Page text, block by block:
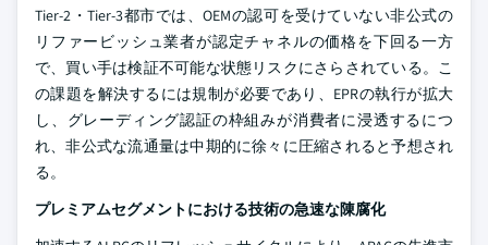
Tier-2・Tier-3都市では、OEMの認可を受けていない非公式の
リファービッシュ業者が認定チャネルの価格を下回る一方
で、買い手は検証不可能な状態リスクにさらされている。こ
の課題を解決するには規制が必要であり、EPRの執行が拡大
し、グレーディング認証の枠組みが消費者に浸透するにつ
れ、非公式な流通量は中期的に徐々に圧縮されると予想され
る。
プレミアムセグメントにおける技術の急速な陳腐化